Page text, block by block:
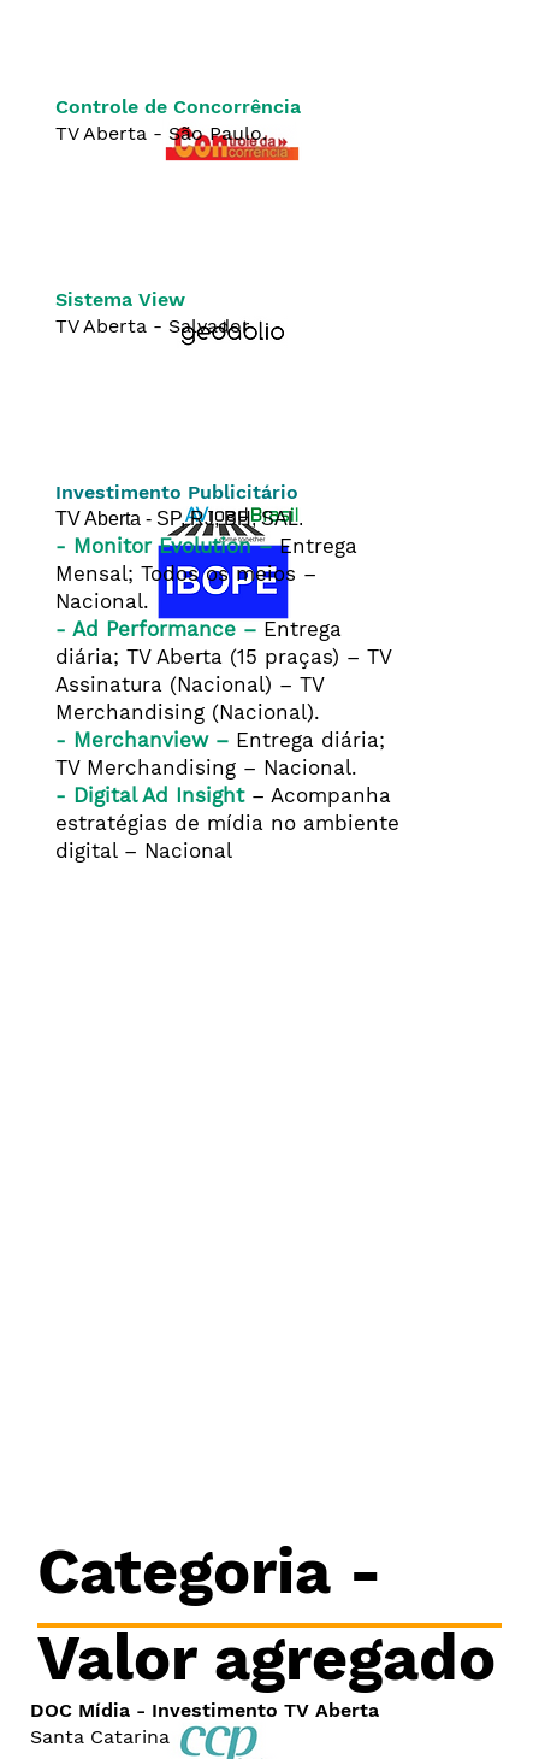
Controle de Concorrência
TV Aberta - São Paulo.
Sistema View
TV Aberta - Salvador
Investimento Publicitário
TV Aberta - SP, RJ, BH, SAL.
- Monitor Evolution – Entrega
Mensal; Todos os meios –
Nacional.
- Ad Performance – Entrega
diária; TV Aberta (15 praças) – TV
Assinatura (Nacional) – TV
Merchandising (Nacional).
- Merchanview – Entrega diária;
TV Merchandising – Nacional.
- Digital Ad Insight – Acompanha
estratégias de mídia no ambiente
digital – Nacional
Categoria -
Valor agregado
DOC Mídia - Investimento TV Aberta
Santa Catarina